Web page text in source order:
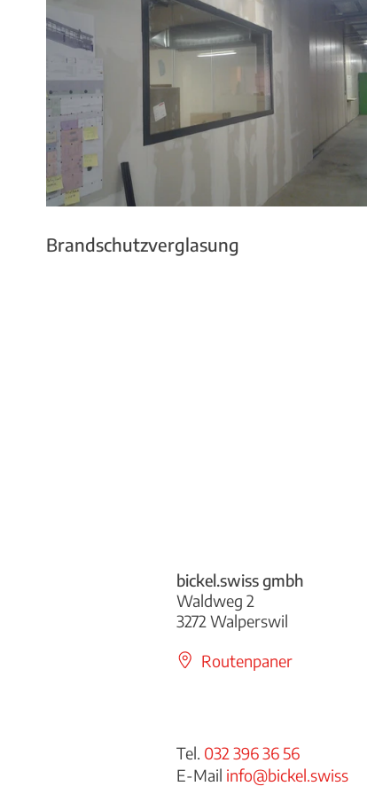
Brandschutzverglasung
bickel.swiss gmbh
Waldweg 2
3272 Walperswil
Routenpaner
Tel. 032 396 36 56
E-Mail info@bickel.swiss